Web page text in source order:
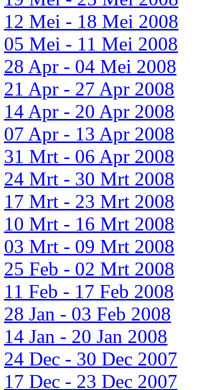
12 Mei - 18 Mei 2008
05 Mei - 11 Mei 2008
28 Apr - 04 Mei 2008
21 Apr - 27 Apr 2008
14 Apr - 20 Apr 2008
07 Apr - 13 Apr 2008
31 Mrt - 06 Apr 2008
24 Mrt - 30 Mrt 2008
17 Mrt - 23 Mrt 2008
10 Mrt - 16 Mrt 2008
03 Mrt - 09 Mrt 2008
25 Feb - 02 Mrt 2008
11 Feb - 17 Feb 2008
28 Jan - 03 Feb 2008
14 Jan - 20 Jan 2008
24 Dec - 30 Dec 2007
17 Dec - 23 Dec 2007